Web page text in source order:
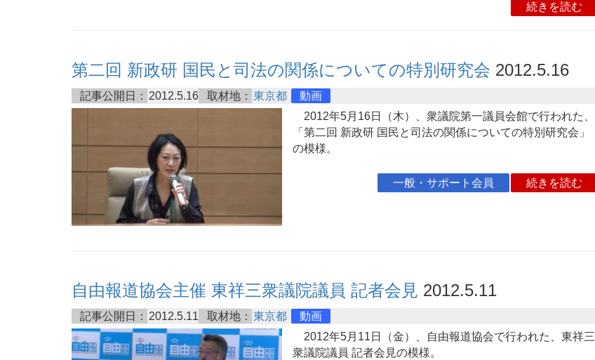
続きを読む
第二回 新政研 国民と司法の関係についての特別研究会 2012.5.16
記事公開日： 2012.5.16 取材地： 東京都
動画
2012年5月16日（木）、衆議院第一議員会館で行われた、
「第二回 新政研 国民と司法の関係についての特別研究会」
の模様。
一般・サポート会員 続きを読む
自由報道協会主催 東祥三衆議院議員 記者会見 2012.5.11
記事公開日： 2012.5.11 取材地： 東京都
動画
2012年5月11日（金）、自由報道協会で行われた、東祥三
衆議院議員 記者会見の模様。